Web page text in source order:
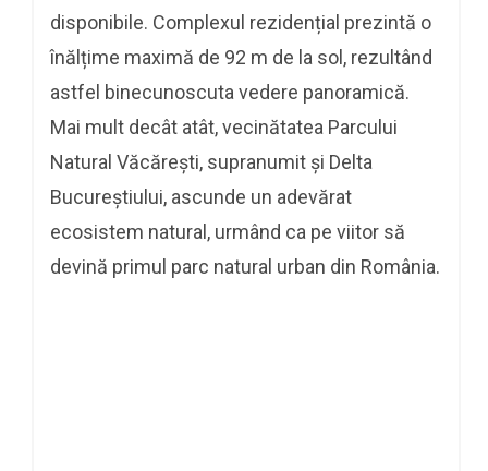
disponibile. Complexul rezidențial prezintă o
înălțime maximă de 92 m de la sol, rezultând
astfel binecunoscuta vedere panoramică.
Mai mult decât atât, vecinătatea Parcului
Natural Văcărești, supranumit și Delta
Bucureștiului, ascunde un adevărat
ecosistem natural, urmând ca pe viitor să
devină primul parc natural urban din România.